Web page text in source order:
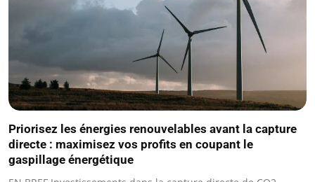
Priorisez les énergies renouvelables avant la capture
directe : maximisez vos profits en coupant le
gaspillage énergétique